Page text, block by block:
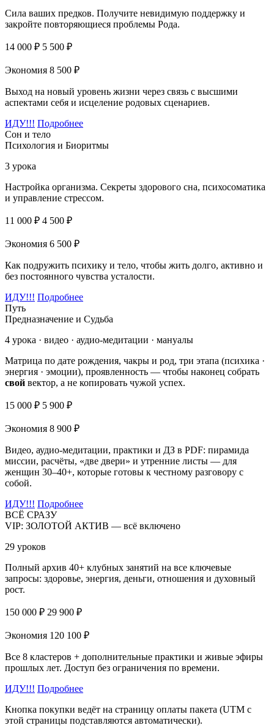
Сила ваших предков. Получите невидимую поддержку и
закройте повторяющиеся проблемы Рода.
14 000 ₽ 5 500 ₽
Экономия 8 500 ₽
Выход на новый уровень жизни через связь с высшими
аспектами себя и исцеление родовых сценариев.
ИДУ!!! Подробнее
Сон и тело
Психология и Биоритмы
3 урока
Настройка организма. Секреты здорового сна, психосоматика
и управление стрессом.
11 000 ₽ 4 500 ₽
Экономия 6 500 ₽
Как подружить психику и тело, чтобы жить долго, активно и
без постоянного чувства усталости.
ИДУ!!! Подробнее
Путь
Предназначение и Судьба
4 урока · видео · аудио-медитации · мануалы
Матрица по дате рождения, чакры и род, три этапа (психика ·
энергия · эмоции), проявленность — чтобы наконец собрать
свой вектор, а не копировать чужой успех.
15 000 ₽ 5 900 ₽
Экономия 8 900 ₽
Видео, аудио-медитации, практики и ДЗ в PDF: пирамида
миссии, расчёты, «две двери» и утренние листы — для
женщин 30–40+, которые готовы к честному разговору с
собой.
ИДУ!!! Подробнее
ВСЁ СРАЗУ
VIP: ЗОЛОТОЙ АКТИВ — всё включено
29 уроков
Полный архив 40+ клубных занятий на все ключевые
запросы: здоровье, энергия, деньги, отношения и духовный
рост.
150 000 ₽ 29 900 ₽
Экономия 120 100 ₽
Все 8 кластеров + дополнительные практики и живые эфиры
прошлых лет. Доступ без ограничения по времени.
ИДУ!!! Подробнее
Кнопка покупки ведёт на страницу оплаты пакета (UTM с
этой страницы подставляются автоматически).